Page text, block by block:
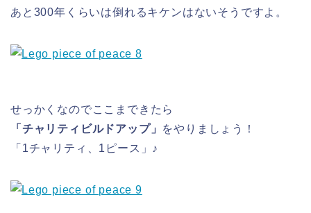
あと300年くらいは倒れるキケンはないそうですよ。
せっかくなのでここまできたら
「チャリティビルドアップ」 をやりましょう！
「1チャリティ、1ピース」♪